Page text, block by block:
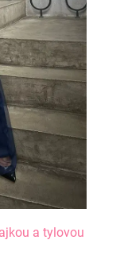
a tylovou